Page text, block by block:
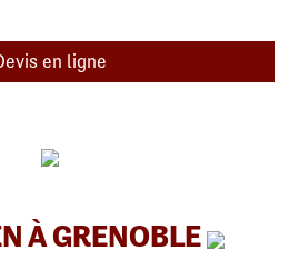
en ligne
À GRENOBLE